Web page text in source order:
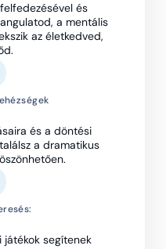
és
a mentális
az életkedved,
és a döntési
a dramatikus
segítenek